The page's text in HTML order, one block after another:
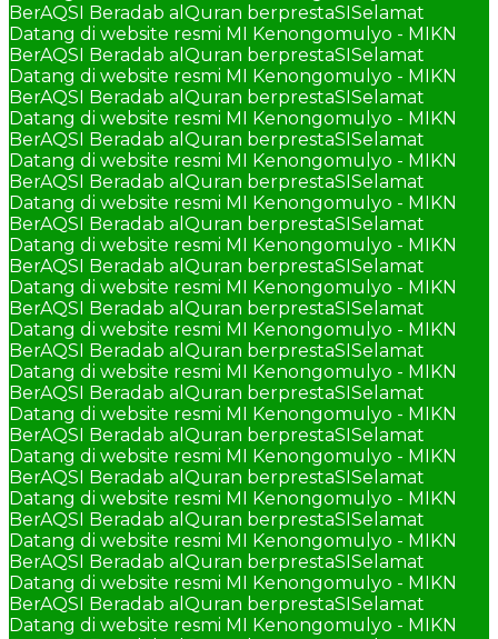
BerAQSI Beradab alQuran berprestaSISelamat
Datang di website resmi MI Kenongomulyo - MIKN
BerAQSI Beradab alQuran berprestaSISelamat
Datang di website resmi MI Kenongomulyo - MIKN
BerAQSI Beradab alQuran berprestaSISelamat
Datang di website resmi MI Kenongomulyo - MIKN
BerAQSI Beradab alQuran berprestaSISelamat
Datang di website resmi MI Kenongomulyo - MIKN
BerAQSI Beradab alQuran berprestaSISelamat
Datang di website resmi MI Kenongomulyo - MIKN
BerAQSI Beradab alQuran berprestaSISelamat
Datang di website resmi MI Kenongomulyo - MIKN
BerAQSI Beradab alQuran berprestaSISelamat
Datang di website resmi MI Kenongomulyo - MIKN
BerAQSI Beradab alQuran berprestaSISelamat
Datang di website resmi MI Kenongomulyo - MIKN
BerAQSI Beradab alQuran berprestaSISelamat
Datang di website resmi MI Kenongomulyo - MIKN
BerAQSI Beradab alQuran berprestaSISelamat
Datang di website resmi MI Kenongomulyo - MIKN
BerAQSI Beradab alQuran berprestaSISelamat
Datang di website resmi MI Kenongomulyo - MIKN
BerAQSI Beradab alQuran berprestaSISelamat
Datang di website resmi MI Kenongomulyo - MIKN
BerAQSI Beradab alQuran berprestaSISelamat
Datang di website resmi MI Kenongomulyo - MIKN
BerAQSI Beradab alQuran berprestaSISelamat
Datang di website resmi MI Kenongomulyo - MIKN
BerAQSI Beradab alQuran berprestaSISelamat
Datang di website resmi MI Kenongomulyo - MIKN